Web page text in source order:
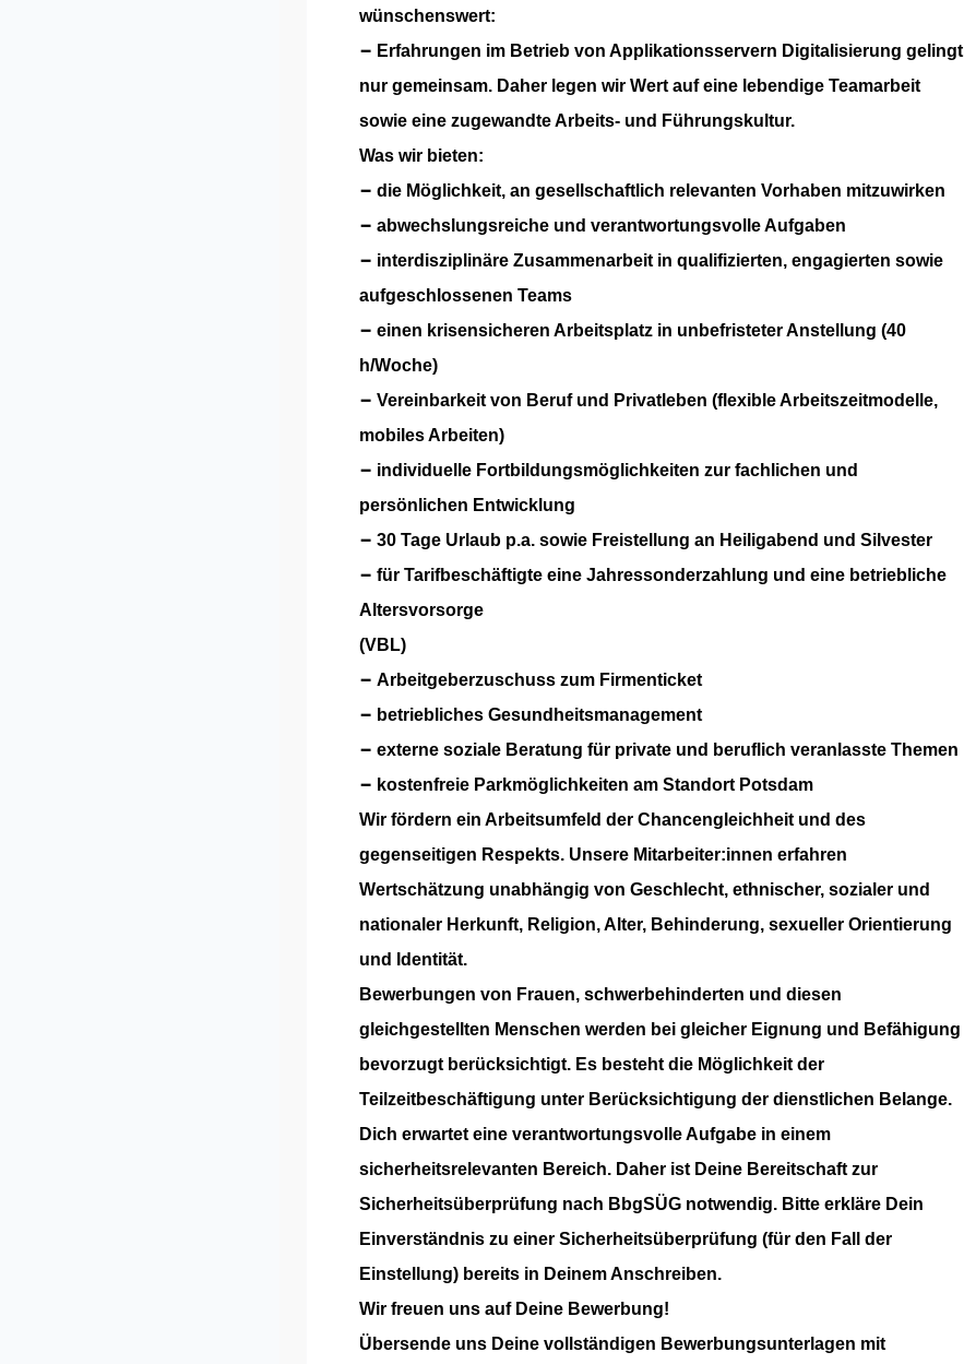
wünschenswert:
− Erfahrungen im Betrieb von Applikationsservern Digitalisierung gelingt
nur gemeinsam. Daher legen wir Wert auf eine lebendige Teamarbeit
sowie eine zugewandte Arbeits- und Führungskultur.
Was wir bieten:
− die Möglichkeit, an gesellschaftlich relevanten Vorhaben mitzuwirken
− abwechslungsreiche und verantwortungsvolle Aufgaben
− interdisziplinäre Zusammenarbeit in qualifizierten, engagierten sowie
aufgeschlossenen Teams
− einen krisensicheren Arbeitsplatz in unbefristeter Anstellung (40
h/Woche)
− Vereinbarkeit von Beruf und Privatleben (flexible Arbeitszeitmodelle,
mobilesArbeiten)
− individuelle Fortbildungsmöglichkeiten zur fachlichen und
persönlichen Entwicklung
− 30 Tage Urlaub p.a. sowie Freistellung an Heiligabend und Silvester
− für Tarifbeschäftigte eine Jahressonderzahlung und eine betriebliche
Altersvorsorge
(VBL)
− Arbeitgeberzuschuss zum Firmenticket
− betriebliches Gesundheitsmanagement
− externe soziale Beratung für private und beruflich veranlasste Themen
− kostenfreie Parkmöglichkeiten am Standort Potsdam
Wir fördern ein Arbeitsumfeld der Chancengleichheit und des
gegenseitigen Respekts. Unsere Mitarbeiter:innen erfahren
Wertschätzung unabhängig von Geschlecht, ethnischer, sozialer und
nationaler Herkunft, Religion, Alter, Behinderung, sexueller Orientierung
und Identität.
Bewerbungen von Frauen, schwerbehinderten und diesen
gleichgestellten Menschen werden bei gleicher Eignung und Befähigung
bevorzugt berücksichtigt. Es besteht die Möglichkeit der
Teilzeitbeschäftigung unter Berücksichtigung der dienstlichen Belange.
Dich erwartet eine verantwortungsvolle Aufgabe in einem
sicherheitsrelevanten Bereich. Daher ist Deine Bereitschaft zur
Sicherheitsüberprüfung nach BbgSÜG notwendig. Bitte erkläre Dein
Einverständnis zu einer Sicherheitsüberprüfung (für den Fall der
Einstellung) bereits in Deinem Anschreiben.
Wir freuen uns auf Deine Bewerbung!
Übersende uns Deine vollständigen Bewerbungsunterlagen mit